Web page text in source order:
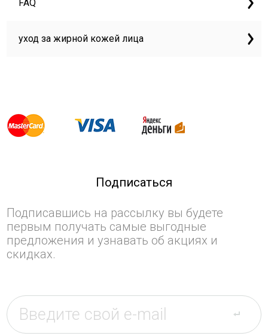
FAQ
уход за жирной кожей лица
Подписаться
Подписавшись на рассылку вы будете
первым получать самые выгодные
предложения и узнавать об акциях и
скидках.